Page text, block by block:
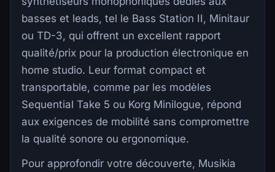
basses et leads, tel le Bass Station II, Minitaur
ou TD-3, qui offrent un excellent rapport
qualité/prix pour la production électronique en
home studio. Leur format compact et
transportable, comme par les modèles
Sequential Take 5 ou Korg Minilogue, répond
aux exigences de mobilité sans compromettre
la qualité sonore ou ergonomique.
Pour approfondir votre découverte, Musikia